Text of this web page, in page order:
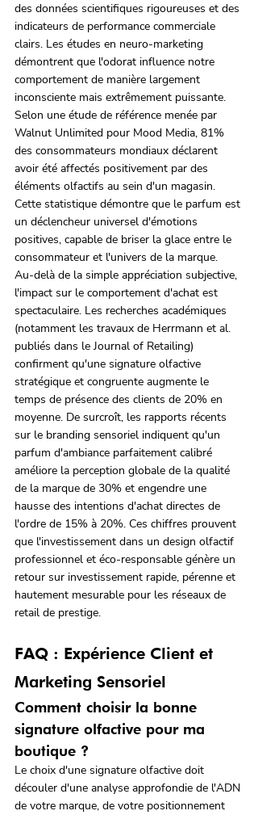
des données scientifiques rigoureuses et des
indicateurs de performance commerciale
clairs. Les études en neuro-marketing
démontrent que l'odorat influence notre
comportement de manière largement
inconsciente mais extrêmement puissante.
Selon une étude de référence menée par
Walnut Unlimited pour Mood Media, 81%
des consommateurs mondiaux déclarent
avoir été affectés positivement par des
éléments olfactifs au sein d'un magasin.
Cette statistique démontre que le parfum est
un déclencheur universel d'émotions
positives, capable de briser la glace entre le
consommateur et l'univers de la marque.
Au-delà de la simple appréciation subjective,
l'impact sur le comportement d'achat est
spectaculaire. Les recherches académiques
(notamment les travaux de Herrmann et al.
publiés dans le Journal of Retailing)
confirment qu'une signature olfactive
stratégique et congruente augmente le
temps de présence des clients de 20% en
moyenne. De surcroît, les rapports récents
sur le branding sensoriel indiquent qu'un
parfum d'ambiance parfaitement calibré
améliore la perception globale de la qualité
de la marque de 30% et engendre une
hausse des intentions d'achat directes de
l'ordre de 15% à 20%. Ces chiffres prouvent
que l'investissement dans un design olfactif
professionnel et éco-responsable génère un
retour sur investissement rapide, pérenne et
hautement mesurable pour les réseaux de
retail de prestige.
FAQ : Expérience Client et
Marketing Sensoriel
Comment choisir la bonne
signature olfactive pour ma
boutique ?
Le choix d'une signature olfactive doit
découler d'une analyse approfondie de l'ADN
de votre marque, de votre positionnement